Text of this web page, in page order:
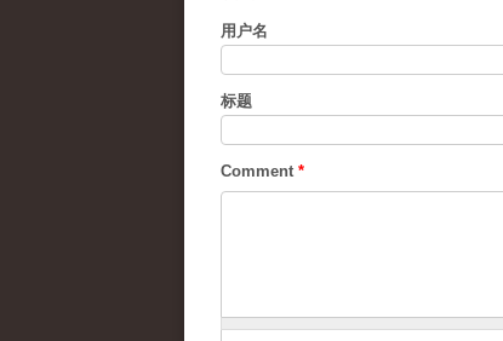
用户名
标题
Comment *